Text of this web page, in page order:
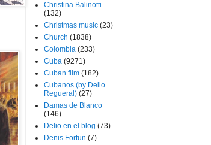
Christina Balinotti
(132)
Christmas music (23)
Church (1838)
Colombia (233)
Cuba (9271)
Cuban film (182)
Cubanos (by Delio
Regueral) (27)
Damas de Blanco
(146)
Delio en el blog (73)
Denis Fortun (7)